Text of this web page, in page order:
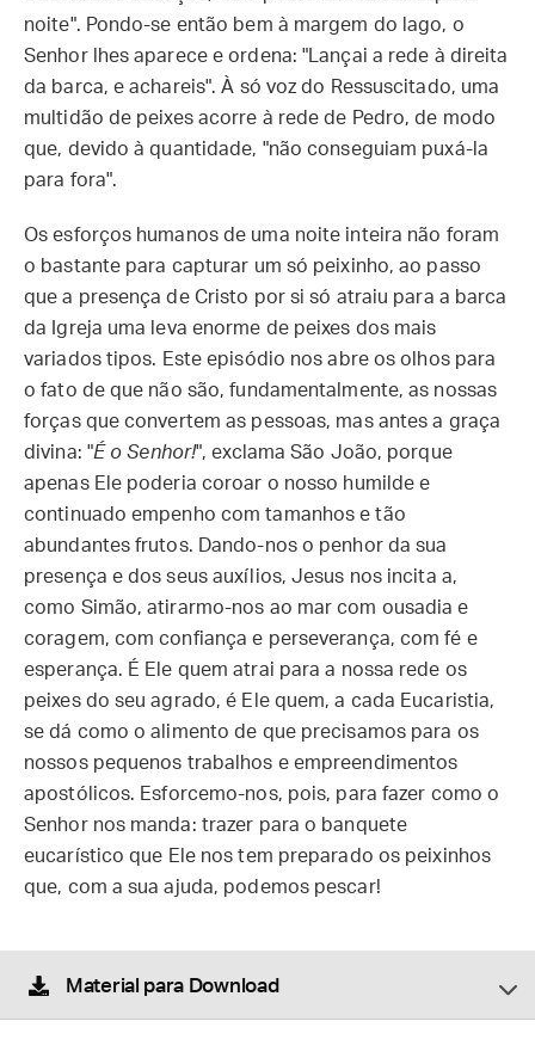
noite". Pondo-se então bem à margem do lago, o
Senhor lhes aparece e ordena: "Lançai a rede à direita
da barca, e achareis". À só voz do Ressuscitado, uma
multidão de peixes acorre à rede de Pedro, de modo
que, devido à quantidade, "não conseguiam puxá-la
para fora".
Os esforços humanos de uma noite inteira não foram
o bastante para capturar um só peixinho, ao passo
que a presença de Cristo por si só atraiu para a barca
da Igreja uma leva enorme de peixes dos mais
variados tipos. Este episódio nos abre os olhos para
o fato de que não são, fundamentalmente, as nossas
forças que convertem as pessoas, mas antes a graça
divina: "É o Senhor!", exclama São João, porque
apenas Ele poderia coroar o nosso humilde e
continuado empenho com tamanhos e tão
abundantes frutos. Dando-nos o penhor da sua
presença e dos seus auxílios, Jesus nos incita a,
como Simão, atirarmo-nos ao mar com ousadia e
coragem, com confiança e perseverança, com fé e
esperança. É Ele quem atrai para a nossa rede os
peixes do seu agrado, é Ele quem, a cada Eucaristia,
se dá como o alimento de que precisamos para os
nossos pequenos trabalhos e empreendimentos
apostólicos. Esforcemo-nos, pois, para fazer como o
Senhor nos manda: trazer para o banquete
eucarístico que Ele nos tem preparado os peixinhos
que, com a sua ajuda, podemos pescar!
Material para Download